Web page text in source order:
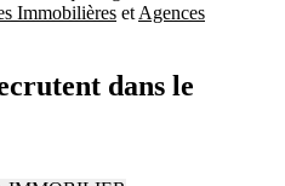
investisseur en immobilier ?
?
pied en vous lançant dans un
dans un marché ultra
Immobilières et Agences
dans le